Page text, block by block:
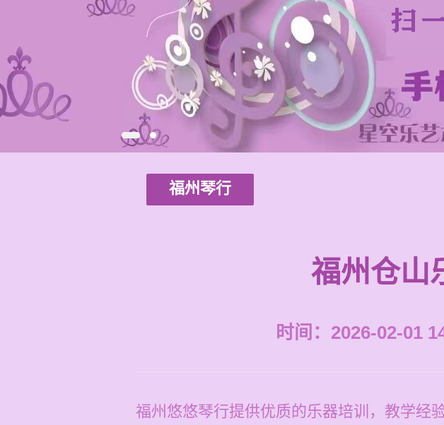
福州琴行
福州仓山
时间：2026-02-01
福州悠悠琴行提供优质的乐器培训，教学经